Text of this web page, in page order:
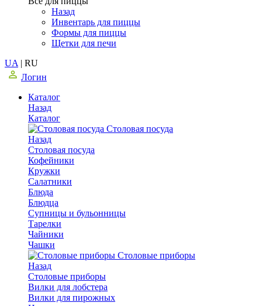
Назад
Инвентарь для пиццы
Формы для пиццы
Щетки для печи
UA | RU
Логин
Каталог
Назад
Каталог
Столовая посуда
Назад
Столовая посуда
Кофейники
Кружки
Салатники
Блюда
Блюдца
Супницы и бульонницы
Тарелки
Чайники
Чашки
Cтоловые приборы
Назад
Cтоловые приборы
Вилки для лобстера
Вилки для пирожных